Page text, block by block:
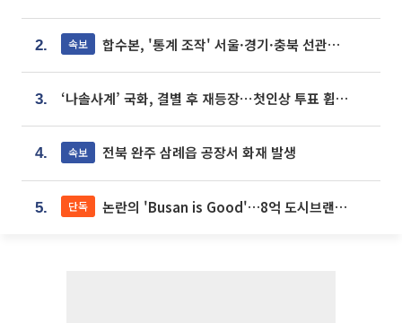
2. 속보 합수본, '통계 조작' 서울·경기·충북 선관위 등 추가 압수수색
3. ‘나솔사계’ 국화, 결별 후 재등장⋯첫인상 투표 휩쓸고 ‘인기녀’ 등극
4. 속보 전북 완주 삼례읍 공장서 화재 발생
5. 단독 논란의 'Busan is Good'…8억 도시브랜드, 용산 대통령실 CI 업체가 수행